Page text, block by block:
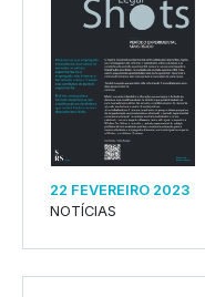
22 FEVEREIRO 2023
NOTÍCIAS